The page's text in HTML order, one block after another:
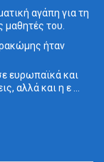
αγάπη για τη
μαθητές του.
ήταν
ευρωπαϊκά και
αλλά και η ε...